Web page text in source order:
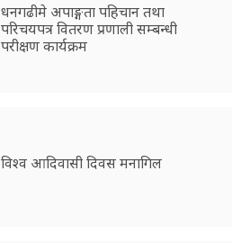
धनगढीमे अपाङ्गता पहिचान तथा
परिचयपत्र वितरण प्रणाली सम्बन्धी
परीक्षण कार्यक्रम
विश्व आदिवासी दिवस मनागिल